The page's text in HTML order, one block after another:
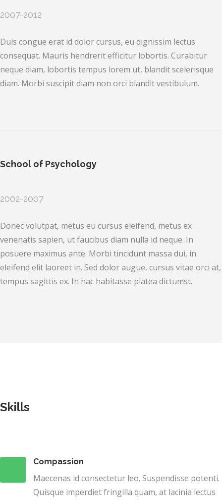
2007-2012
Duis congue erat id dolor cursus, eu dignissim lectus
consequat. Mauris hendrerit efficitur lobortis. Curabitur
neque diam, lobortis tempus lorem ut, blandit scelerisque
diam. Morbi suscipit diam non orci blandit vestibulum.
School of Psychology
2002-2007
Donec volutpat, metus eu cursus eleifend, metus ex
venenatis sapien, ut faucibus diam nulla id neque. In
posuere maximus ante. Morbi tincidunt massa dui, in
eleifend elit laoreet in. Sed dolor augue, cursus vitae orci at,
tempus sagittis ex. In hac habitasse platea dictumst.
Skills
Compassion
Maecenas id consectetur leo. Suspendisse potenti.
Quisque imperdiet fringilla quam, at lacinia lectus